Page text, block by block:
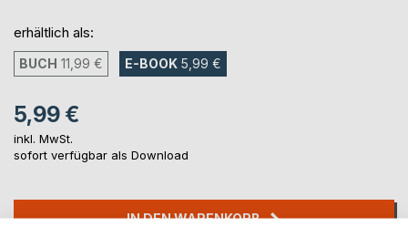
erhältlich als:
BUCH 11,99 € E-BOOK 5,99 €
5,99 €
inkl. MwSt.
sofort verfügbar als Download
IN DEN WARENKORB